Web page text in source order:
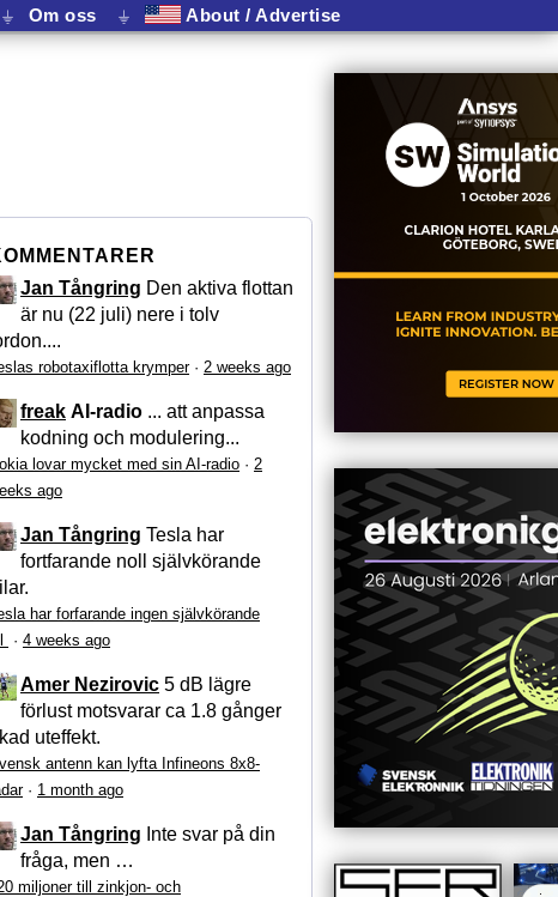
⏚ Om oss ⏚ About / Advertise
Jan Tångring Den aktiva flottan
är nu (22 juli) nere i tolv
robotaxiflotta krymper· 2 weeks ago
freak AI-radio ... att anpassa
kodning och modulering...
lovar mycket med sin AI-radio · 2
ago
Jan Tångring Tesla har
fortfarande noll självkörande
har forfarande ingen självkörande
· 4 weeks ago
Amer Nezirovic 5 dB lägre
förlust motsvarar ca 1.8 gånger
uteffekt.
antenn kan lyfta Infineons 8x8-
· 1 month ago
Jan Tångring Inte svar på din
fråga, men …
miljoner till zinkjon- och